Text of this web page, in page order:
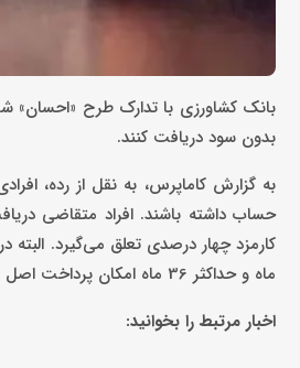
بدون سود دریافت کنند.
حساب داشته باشند. افراد متقاضی
ماه و حداکثر 36 ماه امکان پرداخت اصل آن به همراه کارمزدش را دارند.
اخبار مرتبط را بخوانید: